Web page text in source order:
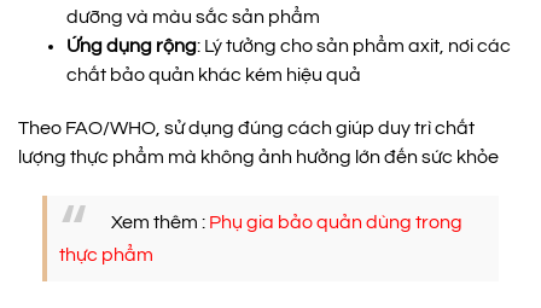
dưỡng và màu sắc sản phẩm
Ứng dụng rộng: Lý tưởng cho sản phẩm axit, nơi các
chất bảo quản khác kém hiệu quả
Theo FAO/WHO, sử dụng đúng cách giúp duy trì chất
lượng thực phẩm mà không ảnh hưởng lớn đến sức khỏe
Xem thêm : Phụ gia bảo quản dùng trong
thực phẩm